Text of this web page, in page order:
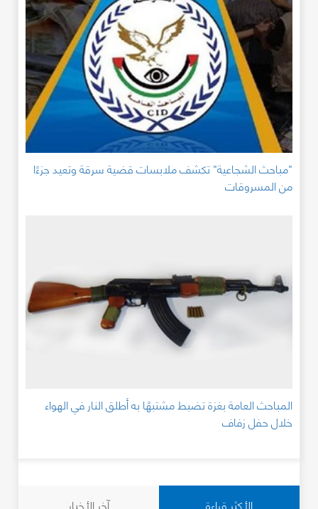
"مباحث الشجاعية" تكشف ملابسات قضية سرقة وتعيد جزءًا
من المسروقات
المباحث العامة بغزة تضبط مشتبهًا به أطلق النار في الهواء
خلال حفل زفاف
الأكثر قراءة آخر الأخبار